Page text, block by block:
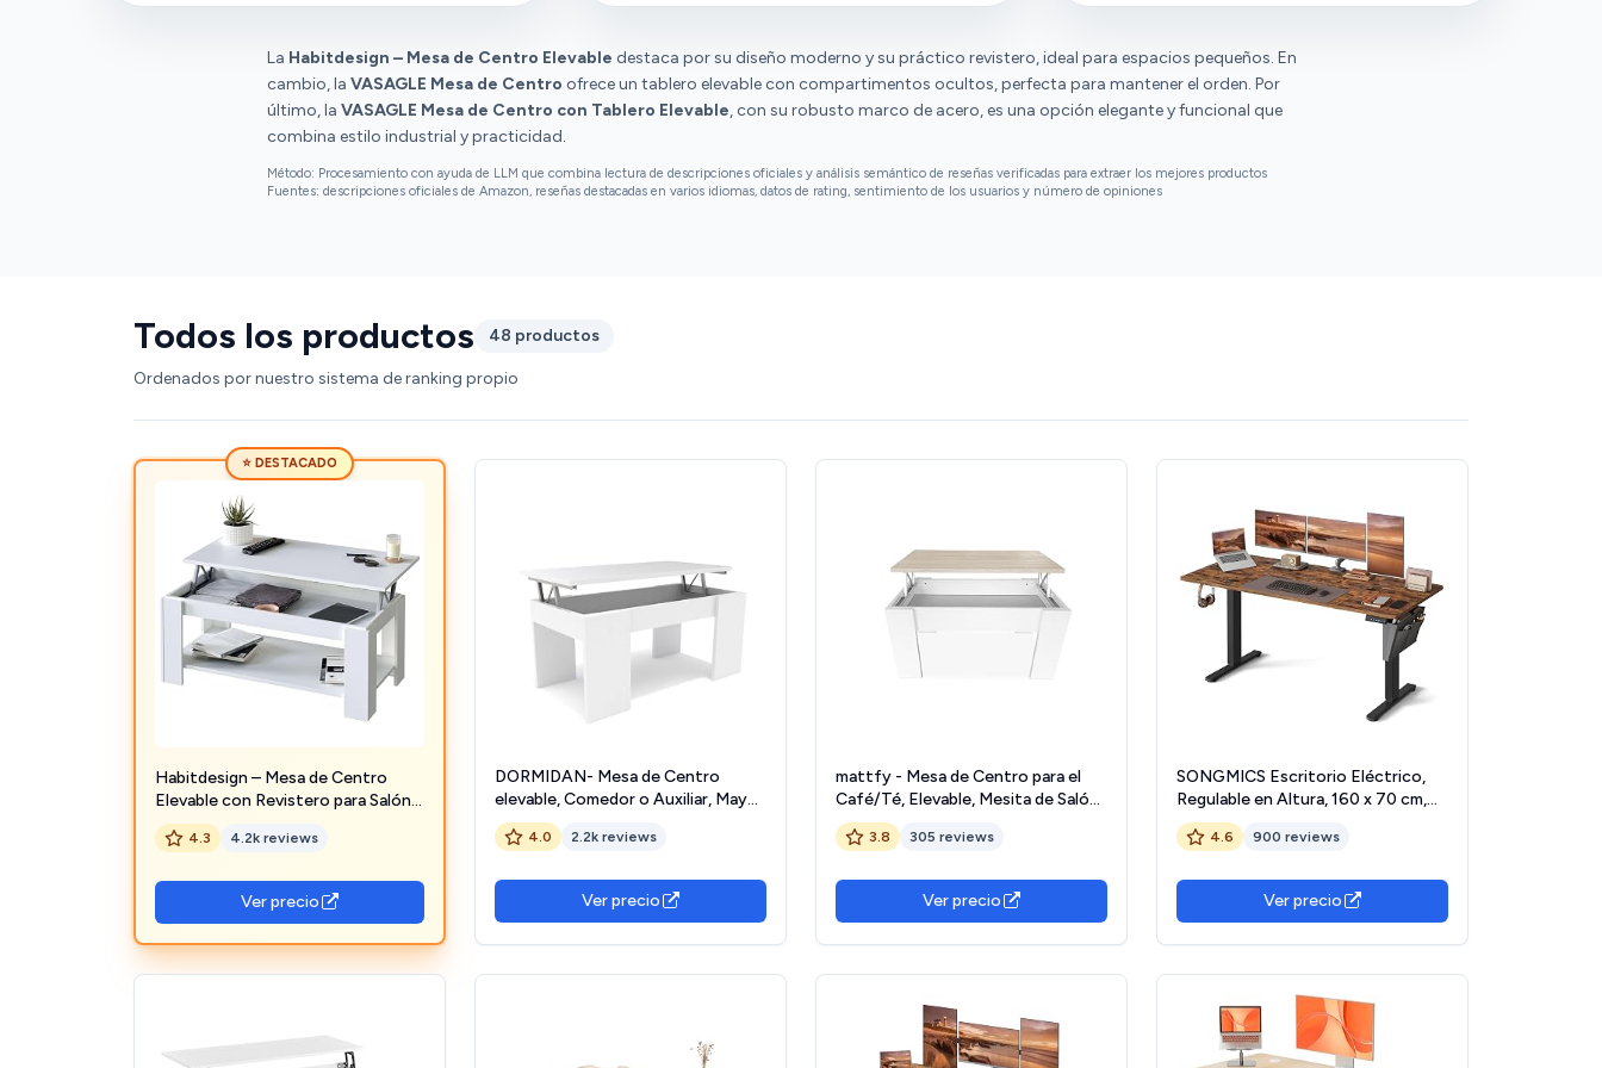
disgustados con su condición. Las opiniones
estéticamente está bastante bien. De
compra.
con el mueble de TV del mismo diseño. La
casa, con una buena relación calidad-precio y
una gran capacidad de almacenamiento.
La Habitdesign – Mesa de Centro Elevable destaca por su diseño moderno y su práctico revistero, ideal para espacios pequeños. En
cambio, la VASAGLE Mesa de Centro ofrece un tablero elevable con compartimentos ocultos, perfecta para mantener el orden. Por
último, la VASAGLE Mesa de Centro con Tablero Elevable, con su robusto marco de acero, es una opción elegante y funcional que
combina estilo industrial y practicidad.
Método: Procesamiento con ayuda de LLM que combina lectura de descripciones oficiales y análisis semántico de reseñas verificadas para extraer los mejores productos
Fuentes: descripciones oficiales de Amazon, reseñas destacadas en varios idiomas, datos de rating, sentimiento de los usuarios y número de opiniones
Todos los productos 48 productos
Ordenados por nuestro sistema de ranking propio
⭐ DESTACADO
Habitdesign – Mesa de Centro
Elevable con Revistero para Salón
o Comedor, Mesa de Café con
Revistero, Color Blanco Artik,
4.3 4.2k reviews
Ver precio
DORMIDAN- Mesa de Centro
elevable, Comedor o Auxiliar, Mayor
Grosor y Estabilidad
(Blanco/Blanco)
4.0 2.2k reviews
Ver precio
mattfy - Mesa de Centro para el
Café/Té, Elevable, Mesita de Salón
o Comedor, Color Blanco con Tapa
Cambria, Medidas: 90 cm (Ancho) x
3.8 305 reviews
Ver precio
SONGMICS Escritorio Eléctrico,
Regulable en Altura, 160 x 70 cm,
Regulación Continua, 4 Alturas de
Memoria, Marrón Rústico
4.6 900 reviews
Ver precio